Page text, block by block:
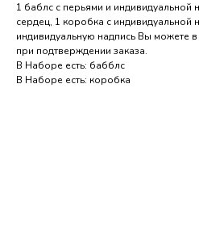
1 баблс с перьями и
сердец, 1 коробка с индивидуальной
индивидуальную надпись Вы можете
при подтверждении заказа.
В Наборе есть: бабблс
В Наборе есть: коробка